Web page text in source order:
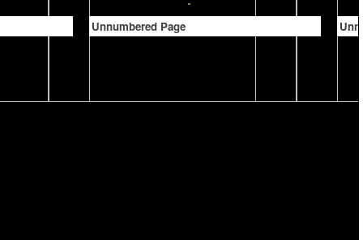
Unnumbered Page